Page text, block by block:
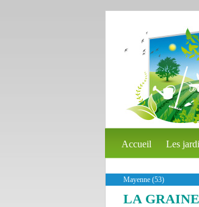
Accueil Les
Mayenne (53)
LA